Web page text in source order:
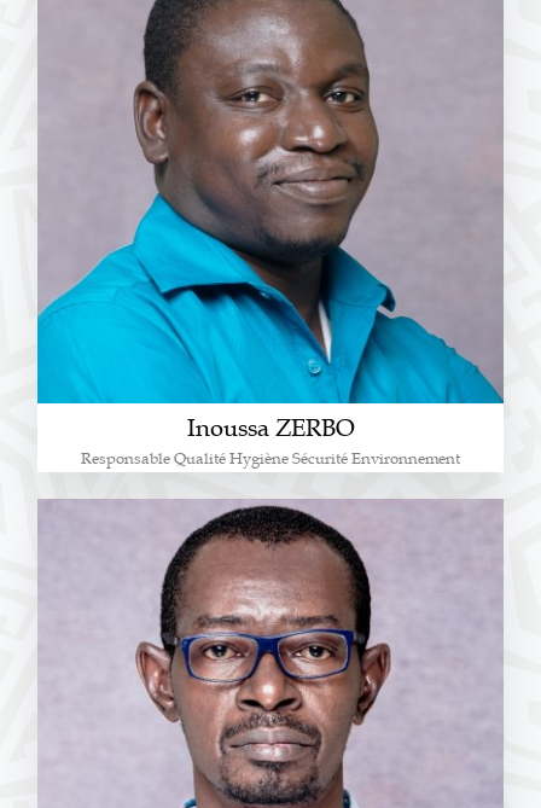
Inoussa ZERBO
Responsable Qualité Hygiène Sécurité Environnement